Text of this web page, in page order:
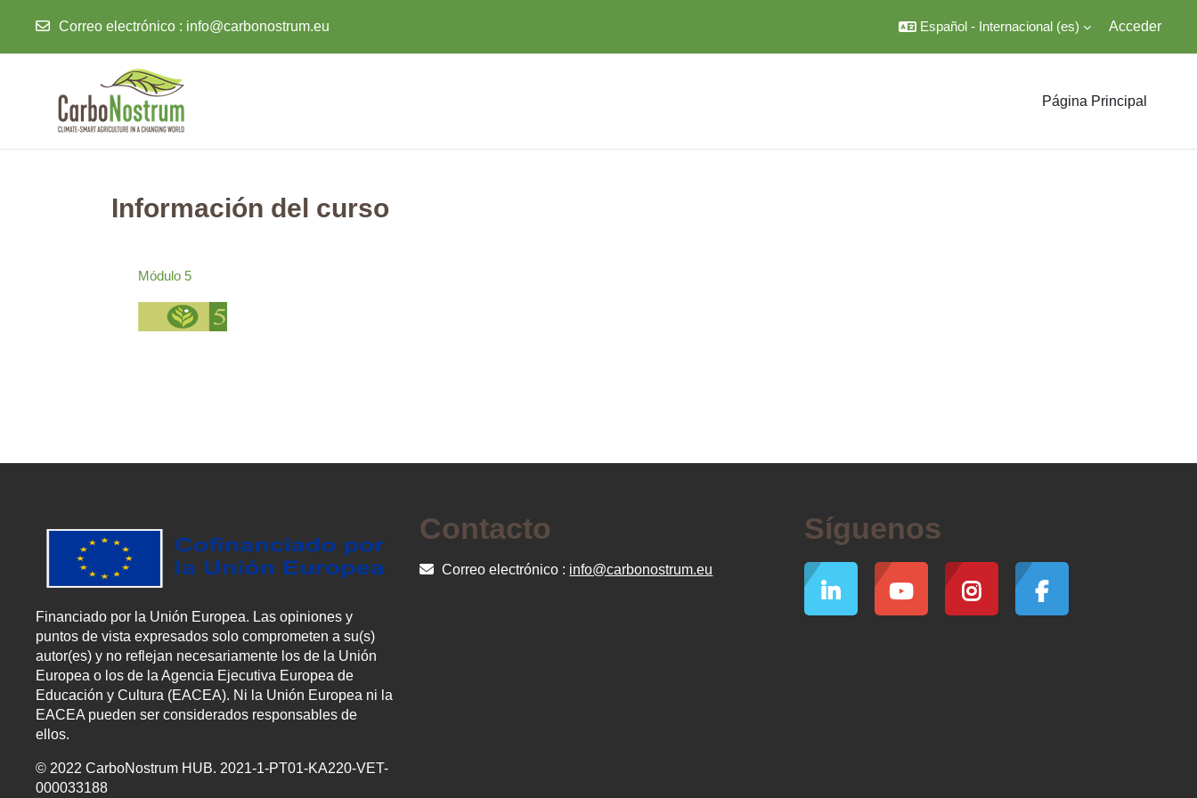
Correo electrónico : info@carbonostrum.eu Español - Internacional ‎(es)‎ Acceder
Página Principal
Información del curso
Módulo 5
Financiado por la Unión Europea. Las opiniones y
puntos de vista expresados solo comprometen a su(s)
autor(es) y no reflejan necesariamente los de la Unión
Europea o los de la Agencia Ejecutiva Europea de
Educación y Cultura (EACEA). Ni la Unión Europea ni la
EACEA pueden ser considerados responsables de
ellos.
© 2022 CarboNostrum HUB. 2021-1-PT01-KA220-VET-
000033188
Contacto
Correo electrónico : info@carbonostrum.eu
Síguenos